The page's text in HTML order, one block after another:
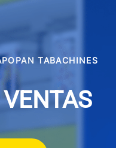
TABACHINES